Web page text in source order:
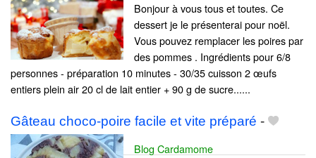
Bonjour à vous tous et toutes. Ce
dessert je le présenterai pour noël.
Vous pouvez remplacer les poires par
des pommes . Ingrédients pour 6/8
personnes - préparation 10 minutes - 30/35 cuisson 2 œufs
entiers plein air 20 cl de lait entier + 90 g de sucre......
Gâteau choco-poire facile et vite préparé -
Blog Cardamome